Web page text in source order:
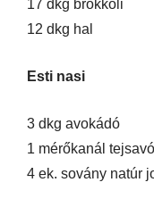
17 dkg brokkoli
12 dkg hal
Esti nasi
3 dkg avokádó
1 mérőkanál
4 ek. sovány natúr